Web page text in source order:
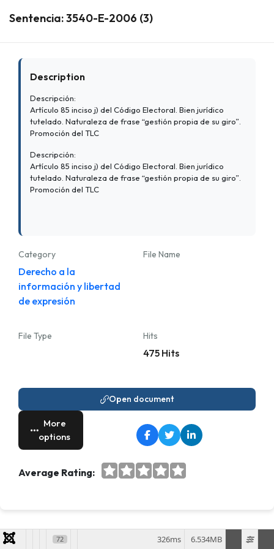
Sentencia: 3540-E-2006 (3)
Description
Descripción:
Artículo 85 inciso j) del Código Electoral. Bien jurídico
tutelado. Naturaleza de frase “gestión propia de su giro”.
Promoción del TLC
Descripción:
Artículo 85 inciso j) del Código Electoral. Bien jurídico
tutelado. Naturaleza de frase “gestión propia de su giro”.
Promoción del TLC
Category
Derecho a la
información y libertad
de expresión
File Name
File Type Hits
475 Hits
Open document
More
options
Average Rating:
72 6.534MB
326ms